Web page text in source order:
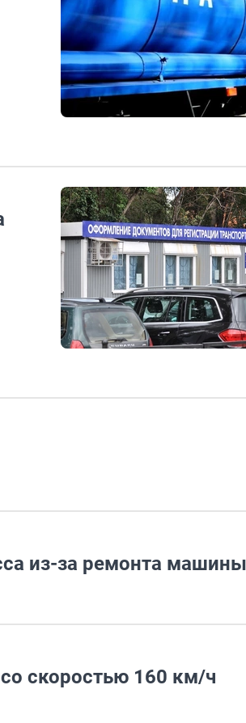
из-за ремонта машины
скоростью 160 км/ч